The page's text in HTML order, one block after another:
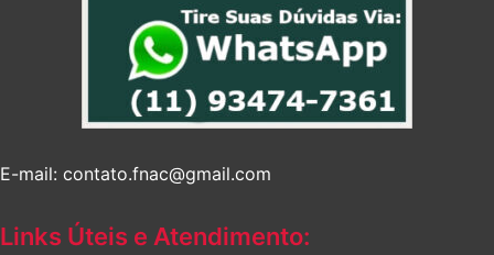
E-mail: contato.fnac@gmail.com
Links Úteis e Atendimento: